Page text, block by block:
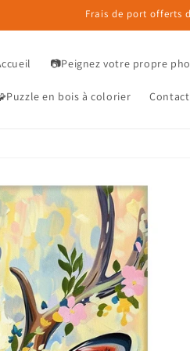
Frais de port offerts
📷Peignez votre propre
en bois à colorier Contact